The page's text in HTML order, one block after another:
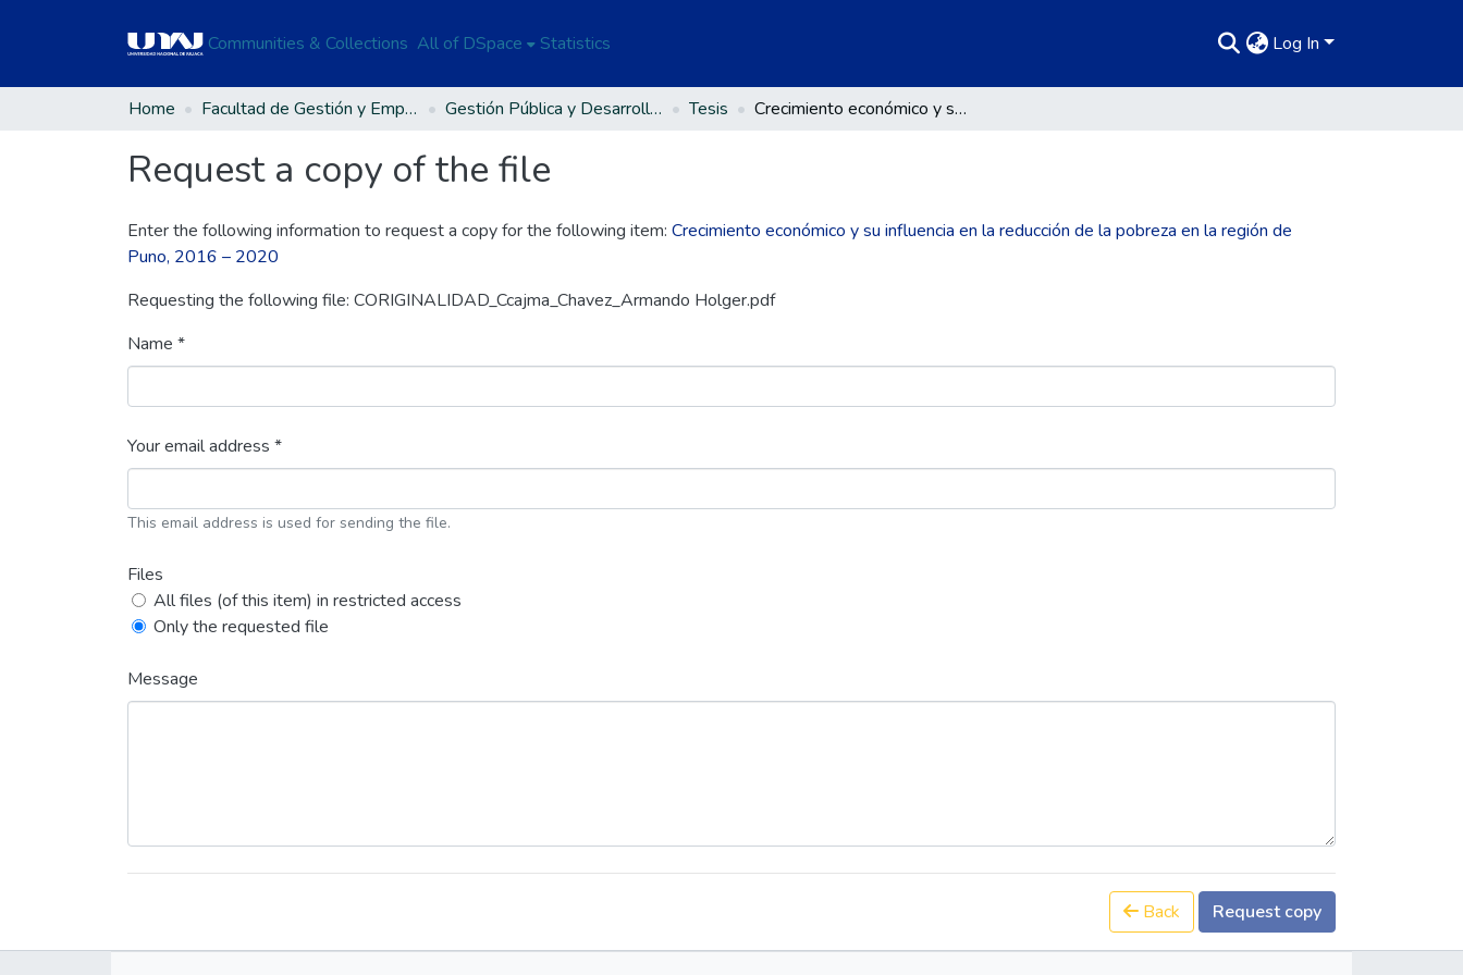
Communities & Collections All of DSpace Statistics Log In
Home Facultad de Gestión y Emprendimiento Empresarial Gestión Pública y Desarrollo Social Tesis Crecimiento económico y su influencia en la reducción de la pobreza en la región de Puno, 2016 – 2020
Request a copy of the file
Enter the following information to request a copy for the following item: Crecimiento económico y su influencia en la reducción de la pobreza en la región de
Puno, 2016 – 2020
Requesting the following file: CORIGINALIDAD_Ccajma_Chavez_Armando Holger.pdf
Name *
Your email address *
This email address is used for sending the file.
Files
All files (of this item) in restricted access
Only the requested file
Message
Back Request copy